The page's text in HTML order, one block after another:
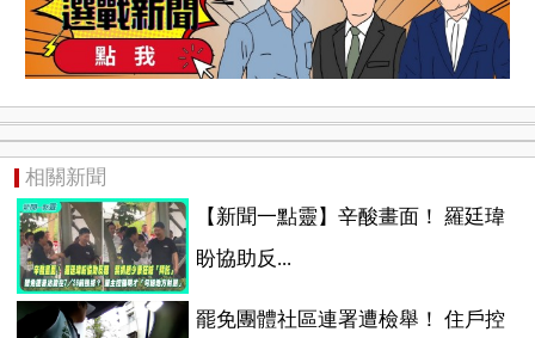
相關新聞
【新聞一點靈】辛酸畫面！ 羅廷瑋
盼協助反...
罷免團體社區連署遭檢舉！ 住戶控